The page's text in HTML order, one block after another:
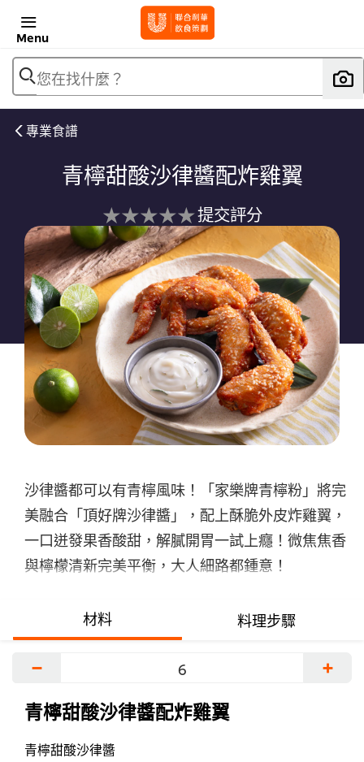
Menu
您在找什麼？
專業食譜
青檸甜酸沙律醬配炸雞翼
没
有
为
这
个
recipe
提
交
评
级
提交評分
沙律醬都可以有青檸風味！「家樂牌青檸粉」將完
美融合「頂好牌沙律醬」，配上酥脆外皮炸雞翼，
一口迸發果香酸甜，解膩開胃一試上癮！微焦焦香
與檸檬清新完美平衡，大人細路都鍾意！
材料 料理步驟
− +
青檸甜酸沙律醬配炸雞翼
青檸甜酸沙律醬